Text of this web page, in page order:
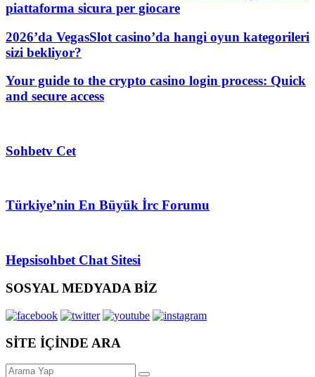
piattaforma sicura per giocare
2026’da VegasSlot casino’da hangi oyun kategorileri
sizi bekliyor?
Your guide to the crypto casino login process: Quick
and secure access
Sohbetv Cet
Türkiye’nin En Büyük İrc Forumu
Hepsisohbet Chat Sitesi
SOSYAL MEDYADA BİZ
SİTE İÇİNDE ARA